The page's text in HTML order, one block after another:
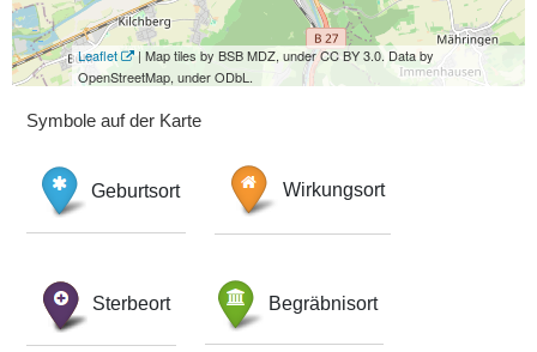
Leaflet
| Map tiles by BSB MDZ, under CC BY 3.0. Data by
OpenStreetMap, under ODbL.
Symbole auf der Karte
Geburtsort Wirkungsort
Sterbeort Begräbnisort